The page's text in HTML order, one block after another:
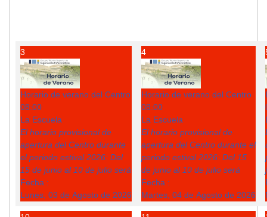
3
Horario de verano del Centro
08:00
La Escuela
El horario provisional de
apertura del Centro durante
el periodo estival 2026: Del
15 de junio al 10 de julio será
Fecha :
Lunes, 03 de Agosto de 2026
4
Horario de verano del Centro
08:00
La Escuela
El horario provisional de
apertura del Centro durante el
periodo estival 2026: Del 15
de junio al 10 de julio será
Fecha :
Martes, 04 de Agosto de 2026